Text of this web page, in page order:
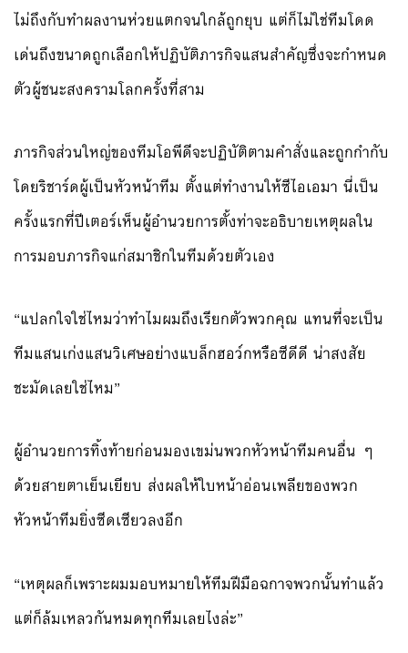
ไม่ถึงกับทำผลงานห่วยแตกจนใกล้ถูกยุบ แต่ก็ไม่ใช่ทีมโดด
เด่นถึงขนาดถูกเลือกให้ปฏิบัติภารกิจแสนสำคัญซึ่งจะกำหนด
ตัวผู้ชนะสงครามโลกครั้งที่สาม
ภารกิจส่วนใหญ่ของทีมโอพีดีจะปฏิบัติตามคำสั่งและถูกกำกับ
โดยริชาร์ดผู้เป็นหัวหน้าทีม ตั้งแต่ทำงานให้ซีไอเอมา นี่เป็น
ครั้งแรกที่ปีเตอร์เห็นผู้อำนวยการตั้งท่าจะอธิบายเหตุผลใน
การมอบภารกิจแก่สมาชิกในทีมด้วยตัวเอง
“แปลกใจใช่ไหมว่าทำไมผมถึงเรียกตัวพวกคุณ แทนที่จะเป็น
ทีมแสนเก่งแสนวิเศษอย่างแบล็กฮอว์กหรือซีดีดี น่าสงสัย
ชะมัดเลยใช่ไหม”
ผู้อำนวยการทิ้งท้ายก่อนมองเขม่นพวกหัวหน้าทีมคนอื่น ๆ
ด้วยสายตาเย็นเยียบ ส่งผลให้ใบหน้าอ่อนเพลียของพวก
หัวหน้าทีมยิ่งซีดเซียวลงอีก
“เหตุผลก็เพราะผมมอบหมายให้ทีมฝีมือฉกาจพวกนั้นทำแล้ว
แต่ก็ล้มเหลวกันหมดทุกทีมเลยไงล่ะ”